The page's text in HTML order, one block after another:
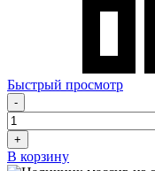
Быстрый просмотр
-
+
В корзину